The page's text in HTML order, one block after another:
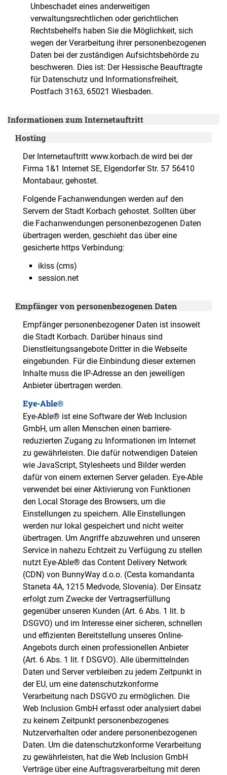
Unbeschadet eines anderweitigen
verwaltungsrechtlichen oder gerichtlichen
Rechtsbehelfs haben Sie die Möglichkeit, sich
wegen der Verarbeitung ihrer personenbezogenen
Daten bei der zuständigen Aufsichtsbehörde zu
beschweren. Dies ist: Der Hessische Beauftragte
für Datenschutz und Informationsfreiheit,
Postfach 3163, 65021 Wiesbaden.
Informationen zum Internetauftritt
Hosting
Der Internetauftritt www.korbach.de wird bei der
Firma 1&1 Internet SE, Elgendorfer Str. 57 56410
Montabaur, gehostet.
Folgende Fachanwendungen werden auf den
Servern der Stadt Korbach gehostet. Sollten über
die Fachanwendungen personenbezogenen Daten
übertragen werden, geschieht das über eine
gesicherte https Verbindung:
ikiss (cms)
session.net
Empfänger von personenbezogenen Daten
Empfänger personenbezogener Daten ist insoweit
die Stadt Korbach. Darüber hinaus sind
Dienstleitungsangebote Dritter in die Webseite
eingebunden. Für die Einbindung dieser externen
Inhalte muss die IP-Adresse an den jeweiligen
Anbieter übertragen werden.
Eye-Able®
Eye-Able® ist eine Software der Web Inclusion
GmbH, um allen Menschen einen barriere-
reduzierten Zugang zu Informationen im Internet
zu gewährleisten. Die dafür notwendigen Dateien
wie JavaScript, Stylesheets und Bilder werden
dafür von einem externen Server geladen. Eye-Able
verwendet bei einer Aktivierung von Funktionen
den Local Storage des Browsers, um die
Einstellungen zu speichern. Alle Einstellungen
werden nur lokal gespeichert und nicht weiter
übertragen. Um Angriffe abzuwehren und unseren
Service in nahezu Echtzeit zu Verfügung zu stellen
nutzt Eye-Able® das Content Delivery Network
(CDN) von BunnyWay d.o.o. (Cesta komandanta
Staneta 4A, 1215 Medvode, Slovenia). Der Einsatz
erfolgt zum Zwecke der Vertragserfüllung
gegenüber unseren Kunden (Art. 6 Abs. 1 lit. b
DSGVO) und im Interesse einer sicheren, schnellen
und effizienten Bereitstellung unseres Online-
Angebots durch einen professionellen Anbieter
(Art. 6 Abs. 1 lit. f DSGVO). Alle übermittelnden
Daten und Server verbleiben zu jedem Zeitpunkt in
der EU, um eine datenschutzkonforme
Verarbeitung nach DSGVO zu ermöglichen. Die
Web Inclusion GmbH erfasst oder analysiert dabei
zu keinem Zeitpunkt personenbezogenes
Nutzerverhalten oder andere personenbezogenen
Daten. Um die datenschutzkonforme Verarbeitung
zu gewährleisten, hat die Web Inclusion GmbH
Verträge über eine Auftragsverarbeitung mit deren